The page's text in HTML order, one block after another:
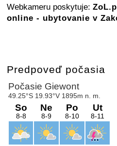
Webkameru poskytuje:
online - ubytovanie v
Predpoveď počasia